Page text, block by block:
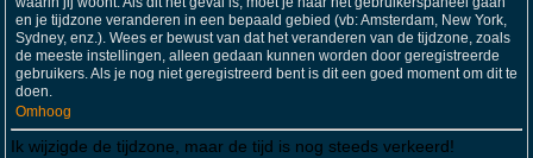
en je tijdzone veranderen in een bepaald gebied (vb: Amsterdam, New York,
Sydney, enz.). Wees er bewust van dat het veranderen van de tijdzone, zoals
de meeste instellingen, alleen gedaan kunnen worden door geregistreerde
gebruikers. Als je nog niet geregistreerd bent is dit een goed moment om dit te
doen.
Omhoog
Ik wijzigde de tijdzone, maar de tijd is nog steeds verkeerd!